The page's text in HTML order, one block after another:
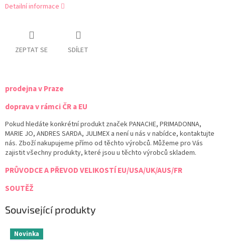
Detailní informace
ZEPTAT SE SDÍLET
prodejna v Praze
doprava v rámci ČR a EU
Pokud hledáte konkrétní produkt značek PANACHE, PRIMADONNA,
MARIE JO, ANDRES SARDA, JULIMEX a není u nás v nabídce, kontaktujte
nás. Zboží nakupujeme přímo od těchto výrobců. Můžeme pro Vás
zajistit všechny produkty, které jsou u těchto výrobců skladem.
PRŮVODCE A PŘEVOD VELIKOSTÍ EU/USA/UK/AUS/FR
SOUTĚŽ
Související produkty
Novinka